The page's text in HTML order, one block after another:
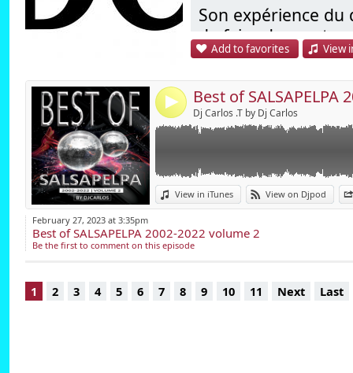
Son expérience
de faire danser
Il à ainsi
exemples :
d'entreprises,
Ses origines
L'amour de la
précurseurs du
On fait
Actuellement,
Add to favorites View
4 Dj Carlos .T by Dj Carlos
View in iTunes View on Djpod
Widget:
Share:
Send by
February 27, 2023 at 3:35pm
Best of SALSAPELPA 2002-2022 volume 2
Be the first to comment on this episode
1 2 3 4 5 6 7 8 9 10 11 Next Last